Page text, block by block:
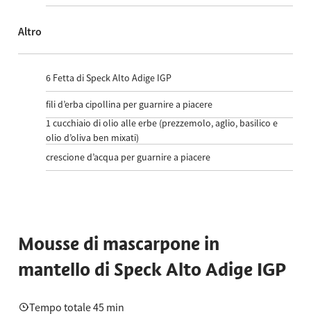
Altro
6 Fetta di Speck Alto Adige IGP
fili d’erba cipollina per guarnire a piacere
1cucchiaio di olio alle erbe (prezzemolo, aglio, basilico e
olio d’oliva ben mixati)
crescione d’acqua per guarnire a piacere
Mousse di mascarpone in
mantello di Speck Alto Adige IGP
Tempo totale 45 min